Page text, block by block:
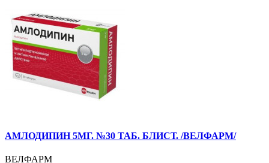
АМЛОДИПИН 5МГ. №30 ТАБ. БЛИСТ. /ВЕЛФАРМ/
ВЕЛФАРМ